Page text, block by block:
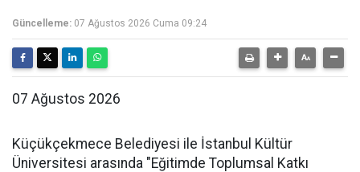
Güncelleme: 07 Ağustos 2026 Cuma 09:24
07 Ağustos 2026
Küçükçekmece Belediyesi ile İstanbul Kültür
Üniversitesi arasında "Eğitimde Toplumsal Katkı